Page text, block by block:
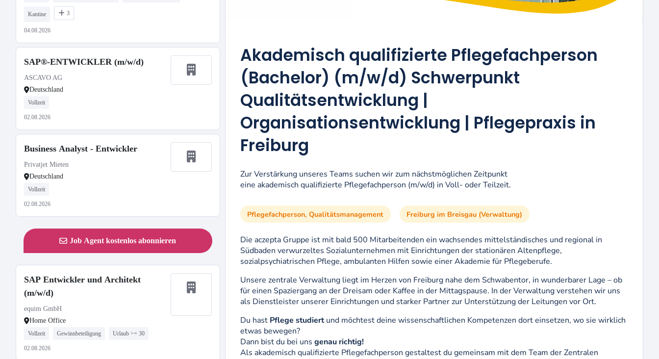
Kantine 3
04.08.2026
SAP®-ENTWICKLER (m/w/d)
ASCAVO AG
Deutschland
Vollzeit
02.08.2026
Business Analyst - Entwickler
Privatjet Mieten
Deutschland
Vollzeit
02.08.2026
Job Agent kostenlos abonnieren
SAP Entwickler und Architekt
(m/w/d)
equim GmbH
Home Office
Vollzeit Gewinnbeteiligung Urlaub >= 30
02.08.2026